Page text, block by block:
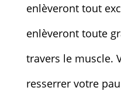
enlèveront tout
enlèveront toute
travers le muscle.
resserrer votre